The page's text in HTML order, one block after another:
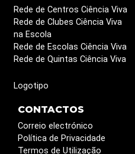
Rede de Centros Ciência Viva
Rede de Clubes Ciência Viva
na Escola
Rede de Escolas Ciência Viva
Rede de Quintas Ciência Viva
Logotipo
CONTACTOS
Correio electrónico
Política de Privacidade
Termos de Utilização